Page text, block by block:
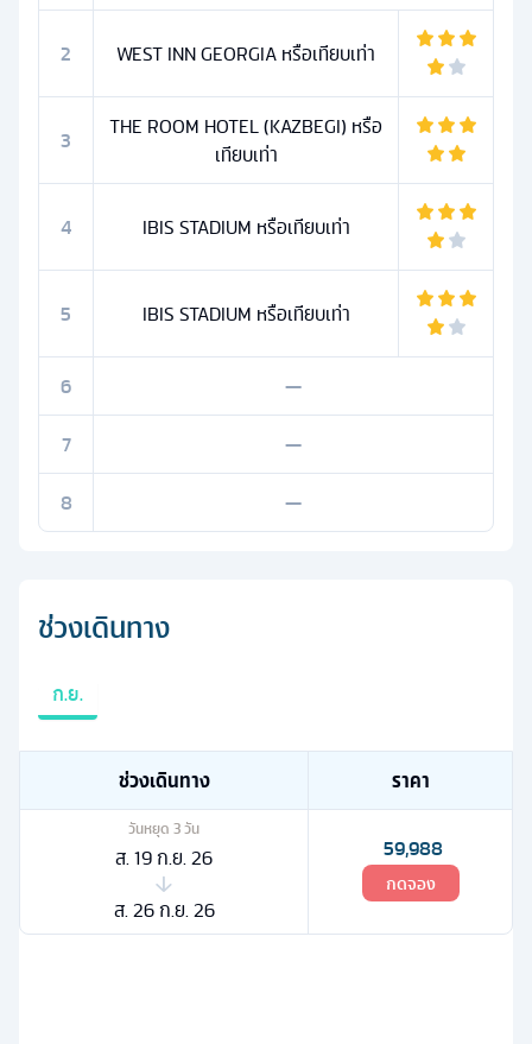
2 WEST INN GEORGIA หรือเทียบเท่า
3
THE ROOM HOTEL (KAZBEGI) หรือ
เทียบเท่า
4 IBIS STADIUM หรือเทียบเท่า
5 IBIS STADIUM หรือเทียบเท่า
6
—
7
—
8
—
ช่วงเดินทาง
ก.ย.
ช่วงเดินทาง ราคา
วันหยุด 3วัน
ส. 19 ก.ย. 26
ส. 26 ก.ย. 26
59,988
กดจอง